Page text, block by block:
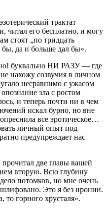
трактат
читал его бесплатно, и могу
стоят „по тридцать
бы, да и больше дал бы».
буквально НИ РАЗУ — где
нахожу созвучия в личном
несравнимо с ужасом
зла с ростом
и теперь почти ни в чем
искал бурно, но вне
все эротическое…
личный опыт под
предупреждает нас
две главы вашей
вторую. Всю глубину
потомков, но мне очень
Это я без иронии.
то горного хрусталя».